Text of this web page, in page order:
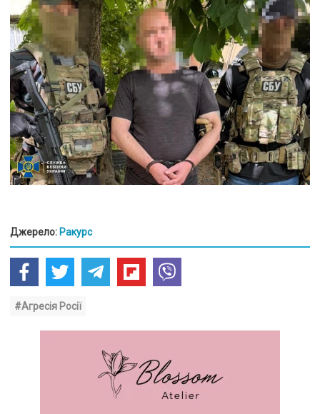
Джерело: Ракурс
#Агресія Росії